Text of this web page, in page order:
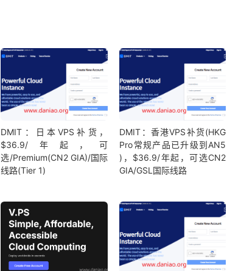
DMIT：日本VPS补货，
$36.9/年起，可
选/Premium(CN2 GIA)/国际
线路(Tier 1)
DMIT：香港VPS补货(HKG
Pro常规产品已升级到AN5
)，$36.9/年起，可选CN2
GIA/GSL国际线路